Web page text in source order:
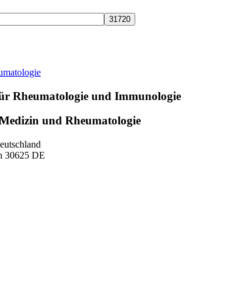
Rheumatologie und Immunologie
und Rheumatologie
30625 DE